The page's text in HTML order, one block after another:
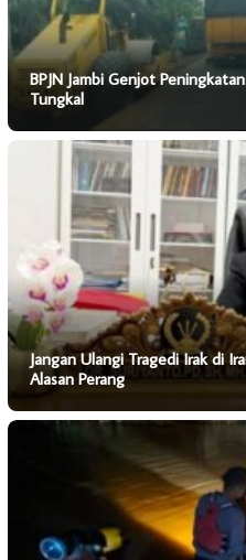
BPJN Jambi Genjot
Tungkal
Jangan Ulangi Tragedi Irak di
Alasan Perang